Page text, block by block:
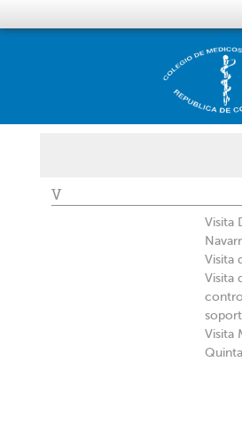
V
Visita
Visita
Visita
Visita